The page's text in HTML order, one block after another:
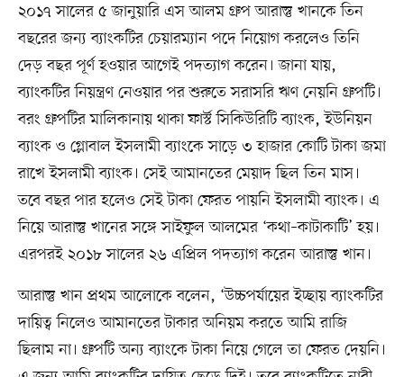
২০১৭ সালের ৫ জানুয়ারি এস আলম গ্রুপ আরাস্তু খানকে তিন
বছরের জন্য ব্যাংকটির চেয়ারম্যান পদে নিয়োগ করলেও তিনি
দেড় বছর পূর্ণ হওয়ার আগেই পদত্যাগ করেন। জানা যায়,
ব্যাংকটির নিয়ন্ত্রণ নেওয়ার পর শুরুতে সরাসরি ঋণ নেয়নি গ্রুপটি।
বরং গ্রুপটির মালিকানায় থাকা ফার্স্ট সিকিউরিটি ব্যাংক, ইউনিয়ন
ব্যাংক ও গ্লোবাল ইসলামী ব্যাংকে সাড়ে ৩ হাজার কোটি টাকা জমা
রাখে ইসলামী ব্যাংক। সেই আমানতের মেয়াদ ছিল তিন মাস।
তবে বছর পার হলেও সেই টাকা ফেরত পায়নি ইসলামী ব্যাংক। এ
নিয়ে আরাস্তু খানের সঙ্গে সাইফুল আলমের ‘কথা–কাটাকাটি’ হয়।
এরপরই ২০১৮ সালের ২৬ এপ্রিল পদত্যাগ করেন আরাস্তু খান।
আরাস্তু খান প্রথম আলোকে বলেন, ‘উচ্চপর্যায়ের ইচ্ছায় ব্যাংকটির
দায়িত্ব নিলেও আমানতের টাকার অনিয়ম করতে আমি রাজি
ছিলাম না। গ্রুপটি অন্য ব্যাংকে টাকা নিয়ে গেলে তা ফেরত দেয়নি।